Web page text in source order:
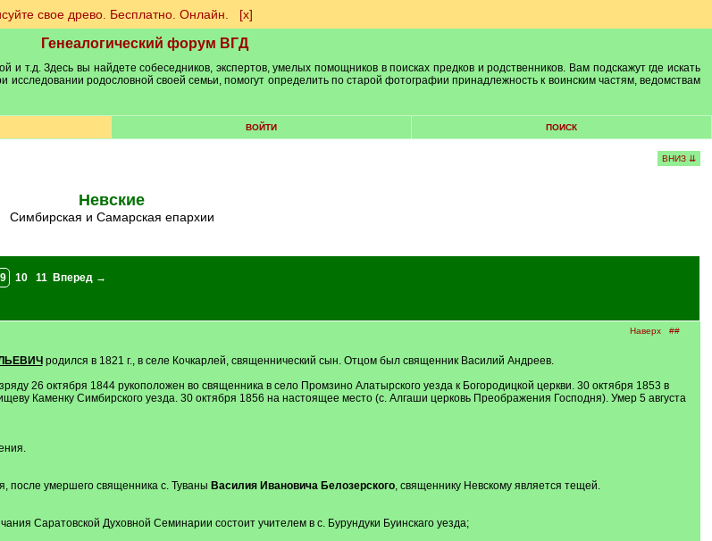
свое древо. Бесплатно. Онлайн. [х]
Генеалогический форум ВГД
т.д. Здесь вы найдете собеседников, экспертов, умелых помощников в поисках предков и родственников. Вам подскажут где искать
исследовании родословной своей семьи, помогут определить по старой фотографии принадлежность к воинским частям, ведомствам
ВОЙТИ ПОИСК
ВНИЗ ⇊
Невские
Симбирская и Самарская епархии
9 10 11
Вперед →
Наверх ##
родился в 1821 г., в селе Кочкарлей, священнический сын. Отцом был священник Василий Андреев.
26 октября 1844 рукоположен во священника в село Промзино Алатырского уезда к Богородицкой церкви. 30 октября 1853 в
Каменку Симбирского уезда. 30 октября 1856 на настоящее место (с. Алгаши церковь Преображения Господня). Умер 5 августа
после умершего священника с. Туваны Василия Ивановича Белозерского, священнику Невскому является тещей.
Саратовской Духовной Семинарии состоит учителем в с. Бурундуки Буинскаго уезда;